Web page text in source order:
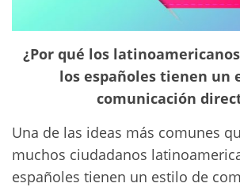
¿Por qué los
los españoles tienen un
comunicación
Una de las ideas más comunes
muchos ciudadanos
españoles tienen un estilo de